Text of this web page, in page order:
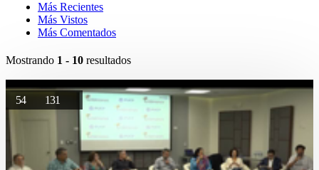
Más Recientes
Más Vistos
Más Comentados
Mostrando 1 - 10 resultados
54 131